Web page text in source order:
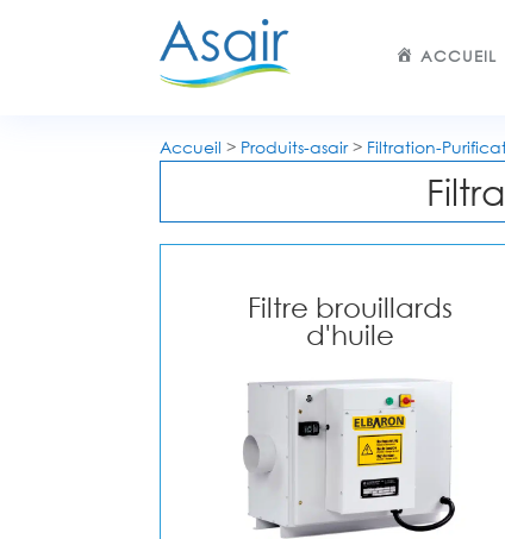
ACCUEIL
Accueil > Produits-asair> Filtration-
Filtre brouillards
d'huile